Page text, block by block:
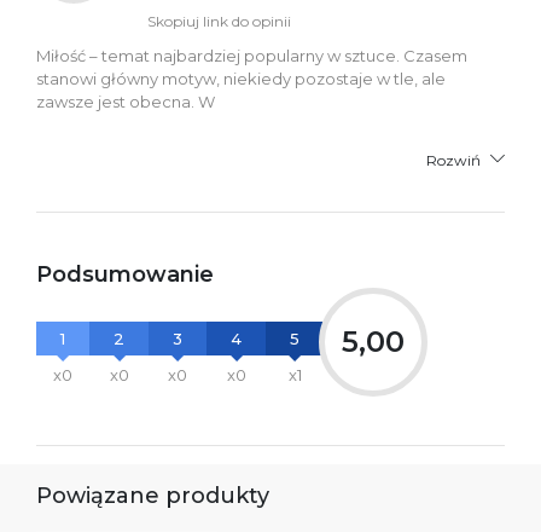
Skopiuj link do opinii
Miłość – temat najbardziej popularny w sztuce. Czasem
stanowi główny motyw, niekiedy pozostaje w tle, ale
zawsze jest obecna. W
Rozwiń
Podsumowanie
1
x0
2
x0
3
x0
4
x0
5
x1
5,00
Powiązane produkty